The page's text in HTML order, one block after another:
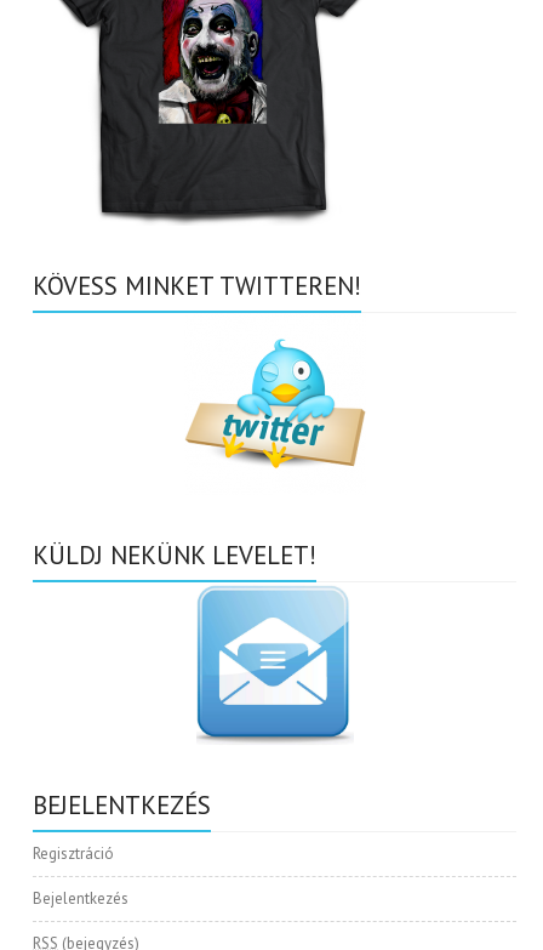
KÖVESS MINKET TWITTEREN!
KÜLDJ NEKÜNK LEVELET!
BEJELENTKEZÉS
Regisztráció
Bejelentkezés
RSS (bejegyzés)